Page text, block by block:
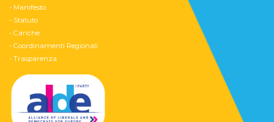
- Manifesto
- Statuto
- Cariche
- Coordinamenti Regionali
- Trasparenza